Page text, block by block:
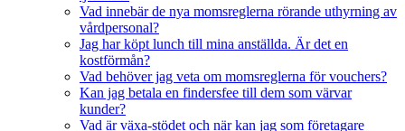
Vad innebär de nya momsreglerna rörande uthyrning av
vårdpersonal?
Jag har köpt lunch till mina anställda. Är det en
kostförmån?
Vad behöver jag veta om momsreglerna för vouchers?
Kan jag betala en findersfee till dem som värvar
kunder?
Vad är växa-stödet och när kan jag som företagare